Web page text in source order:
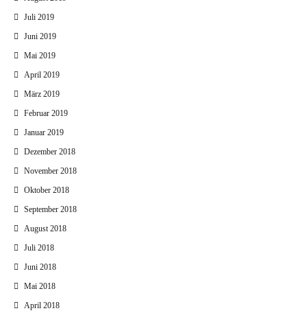
Juli 2019
Juni 2019
Mai 2019
April 2019
März 2019
Februar 2019
Januar 2019
Dezember 2018
November 2018
Oktober 2018
September 2018
August 2018
Juli 2018
Juni 2018
Mai 2018
April 2018